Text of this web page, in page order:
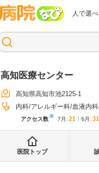
人で選
病院なび
高知医療センター
高知県高知市池2125-1
内科 アレルギー科 血液内科
アクセス数※ 7月 : 21 6月 : 31
医院トップ